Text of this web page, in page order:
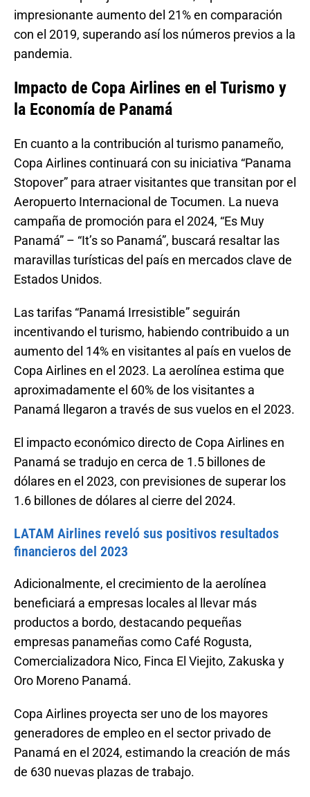
impresionante aumento del 21% en comparación
con el 2019, superando así los números previos a la
pandemia.
Impacto de Copa Airlines en el Turismo y
la Economía de Panamá
En cuanto a la contribución al turismo panameño,
Copa Airlines continuará con su iniciativa “Panama
Stopover” para atraer visitantes que transitan por el
Aeropuerto Internacional de Tocumen. La nueva
campaña de promoción para el 2024, “Es Muy
Panamá” – “It’s so Panamá”, buscará resaltar las
maravillas turísticas del país en mercados clave de
Estados Unidos.
Las tarifas “Panamá Irresistible” seguirán
incentivando el turismo, habiendo contribuido a un
aumento del 14% en visitantes al país en vuelos de
Copa Airlines en el 2023. La aerolínea estima que
aproximadamente el 60% de los visitantes a
Panamá llegaron a través de sus vuelos en el 2023.
El impacto económico directo de Copa Airlines en
Panamá se tradujo en cerca de 1.5 billones de
dólares en el 2023, con previsiones de superar los
1.6 billones de dólares al cierre del 2024.
LATAM Airlines reveló sus positivos resultados
financieros del 2023
Adicionalmente, el crecimiento de la aerolínea
beneficiará a empresas locales al llevar más
productos a bordo, destacando pequeñas
empresas panameñas como Café Rogusta,
Comercializadora Nico, Finca El Viejito, Zakuska y
Oro Moreno Panamá.
Copa Airlines proyecta ser uno de los mayores
generadores de empleo en el sector privado de
Panamá en el 2024, estimando la creación de más
de 630 nuevas plazas de trabajo.